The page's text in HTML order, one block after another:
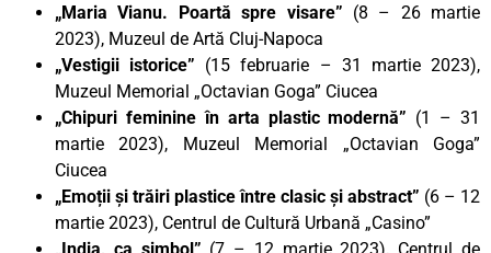
„Maria Vianu. Poartă spre visare” (8 – 26 martie
2023), Muzeul de Artă Cluj-Napoca
„Vestigii istorice” (15 februarie – 31 martie 2023),
Muzeul Memorial „Octavian Goga” Ciucea
„Chipuri feminine în arta plastic modernă” (1 – 31
martie 2023), Muzeul Memorial „Octavian Goga”
Ciucea
„Emoții și trăiri plastice între clasic și abstract” (6 – 12
martie 2023), Centrul de Cultură Urbană „Casino”
„India, ca simbol” (7 – 12 martie 2023), Centrul de